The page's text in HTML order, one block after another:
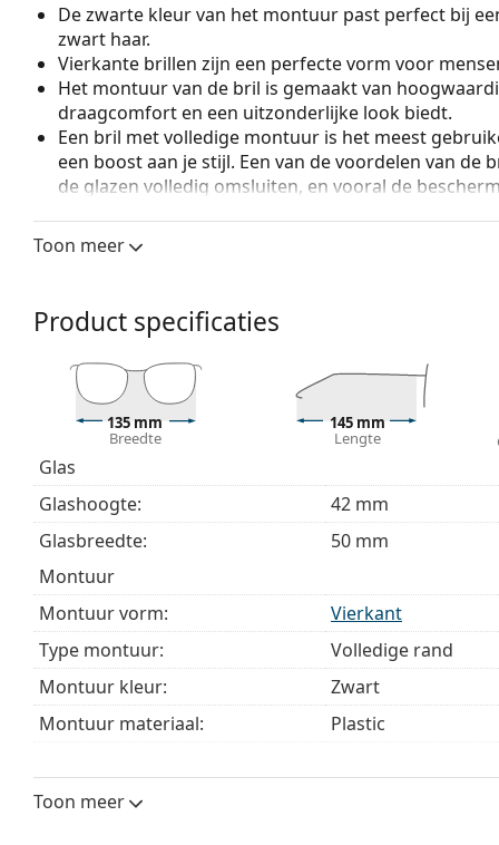
De zwarte kleur van het montuur past perfect bij
zwart haar.
Vierkante brillen zijn een perfecte vorm voor
Het montuur van de bril is gemaakt van
draagcomfort en een uitzonderlijke look biedt.
Een bril met volledige montuur is het meest
een boost aan je stijl. Een van de voordelen van
de glazen volledig omsluiten, en vooral de
Accessoires
Het meegeleverde doekje is ideaal voor het
modellen worden geleverd met een stoffen zakje in
Bekijk het volledige assortiment
brillenvoor meer
bij het kiezen.
Het is een medisch hulpmiddel. Lees de instructies
Toon meer
Product specificaties
135 mm
Breedte
145 mm
Lengte
Glas
Glashoogte:
42 mm
Glasbreedte:
50 mm
montuur
Montuur vorm:
Vierkant
Type montuur:
Volledige rand
Montuur kleur:
Zwart
Montuur materiaal:
Plastic
Breedte:
Toon meer